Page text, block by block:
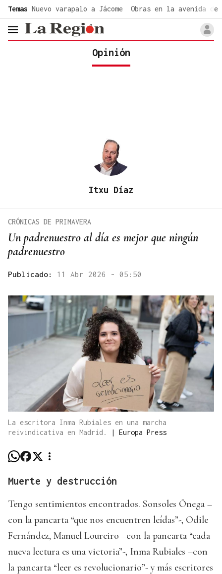
Temas Nuevo varapalo a Jácome Obras en la avenida de
header.menu.open
Opinión
Itxu Díaz
Un padrenuestro al día es mejor que ningún
padrenuestro
CRÓNICAS DE PRIMAVERA
Publicado: 11 Abr 2026 - 05:50
La escritora Inma Rubiales en una marcha
reivindicativa en Madrid.
| Europa Press
Muerte y destrucción
Tengo sentimientos encontrados. Sonsoles Ónega –
con la pancarta “que nos encuentren leídas”-, Odile
Fernández, Manuel Loureiro –con la pancarta “cada
nueva lectura es una victoria”-, Inma Rubiales –con
la pancarta “leer es revolucionario”- y más escritores